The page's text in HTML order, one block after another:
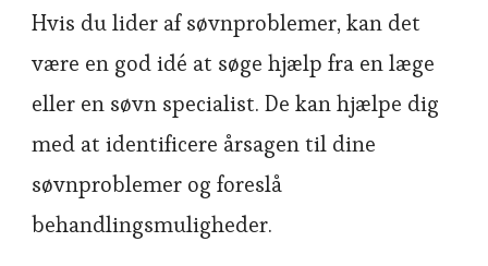
Hvis du lider af søvnproblemer, kan det
være en god idé at søge hjælp fra en læge
eller en søvn specialist. De kan hjælpe dig
med at identificere årsagen til dine
søvnproblemer og foreslå
behandlingsmuligheder.